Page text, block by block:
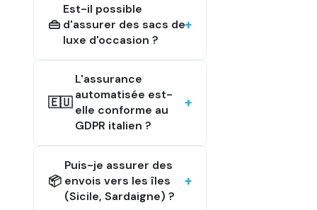
👜
Est-il possible
d'assurer des sacs de
luxe d'occasion ?
🇪🇺
L'assurance
automatisée est-
elle conforme au
GDPR italien ?
📦
Puis-je assurer des
envois vers les îles
(Sicile, Sardaigne) ?